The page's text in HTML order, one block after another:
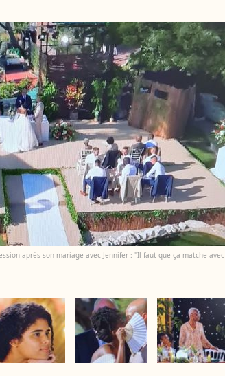
après son mariage avec Jennifer : "Il faut que ça matche avec